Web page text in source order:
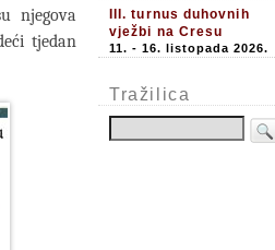
njegova
tjedan
III. turnus duhovnih
vježbi na Cresu
11. - 16. listopada 2026.
Tražilica